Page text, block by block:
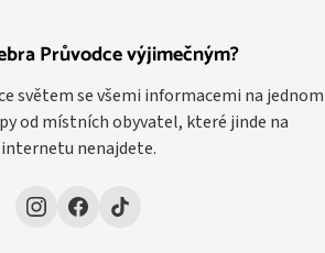
Průvodce výjimečným?
světem se všemi informacemi na jednom
od místních obyvatel, které jinde na
internetu nenajdete.